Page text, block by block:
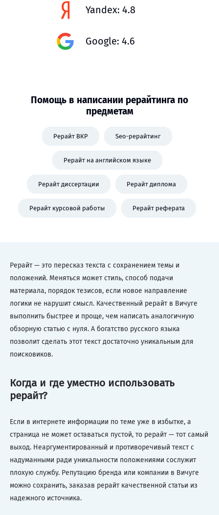
Yandex: 4.8
Google: 4.6
Помощь в написании рерайтинга по
предметам
Рерайт ВКР Seo-рерайтинг
Рерайт на английском языке
Рерайт диссертации Рерайт диплома
Рерайт курсовой работы Рерайт реферата
Рерайт — это пересказ текста с сохранением темы и
положений. Меняться может стиль, способ подачи
материала, порядок тезисов, если новое направление
логики не нарушит смысл. Качественный рерайт в Вичуге
выполнить быстрее и проще, чем написать аналогичную
обзорную статью с нуля. А богатство русского языка
позволит сделать этот текст достаточно уникальным для
поисковиков.
Когда и где уместно использовать
рерайт?
Если в интернете информации по теме уже в избытке, а
страница не может оставаться пустой, то рерайт — тот самый
выход. Неаргументированный и противоречивый текст с
надуманными ради уникальности положениями сослужит
плохую службу. Репутацию бренда или компании в Вичуге
можно сохранить, заказав рерайт качественной статьи из
надежного источника.